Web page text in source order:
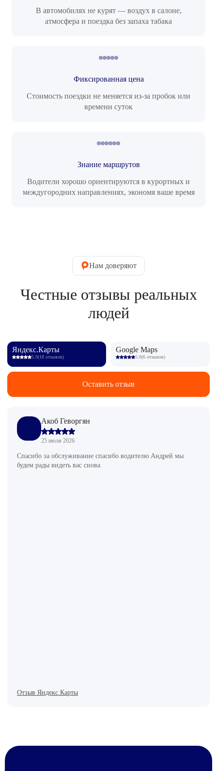
В автомобилях не курят — воздух в салоне,
атмосфера и поездка без запаха табака
Фиксированная цена
Стоимость поездки не меняется из-за пробок или
времени суток
Знание маршрутов
Водители хорошо ориентируются в курортных и
междугородних направлениях, экономя ваше время
Нам доверяют
Честные отзывы реальных
людей
Яндекс.Карты
5.0(18 отзывов)
Google Maps
5.0(6 отзывов)
Оставить отзыв
Акоб Геворгян
25 июля 2026
Спасибо за обслуживание спасибо водителю Андрей мы
будем рады видеть вас снова
Отзыв Яндекс.Карты